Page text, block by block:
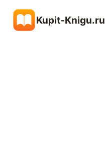
содержимому
Kupit-Knigu.ru